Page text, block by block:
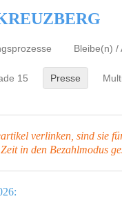
Bleibe(n) /
15 Presse
verlinken, sind sie
in den Bezahlmodus